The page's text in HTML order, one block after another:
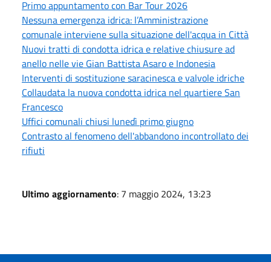
Primo appuntamento con Bar Tour 2026
Nessuna emergenza idrica: l’Amministrazione
comunale interviene sulla situazione dell'acqua in Città
Nuovi tratti di condotta idrica e relative chiusure ad
anello nelle vie Gian Battista Asaro e Indonesia
Interventi di sostituzione saracinesca e valvole idriche
Collaudata la nuova condotta idrica nel quartiere San
Francesco
Uffici comunali chiusi lunedì primo giugno
Contrasto al fenomeno dell'abbandono incontrollato dei
rifiuti
Ultimo aggiornamento: 7 maggio 2024, 13:23